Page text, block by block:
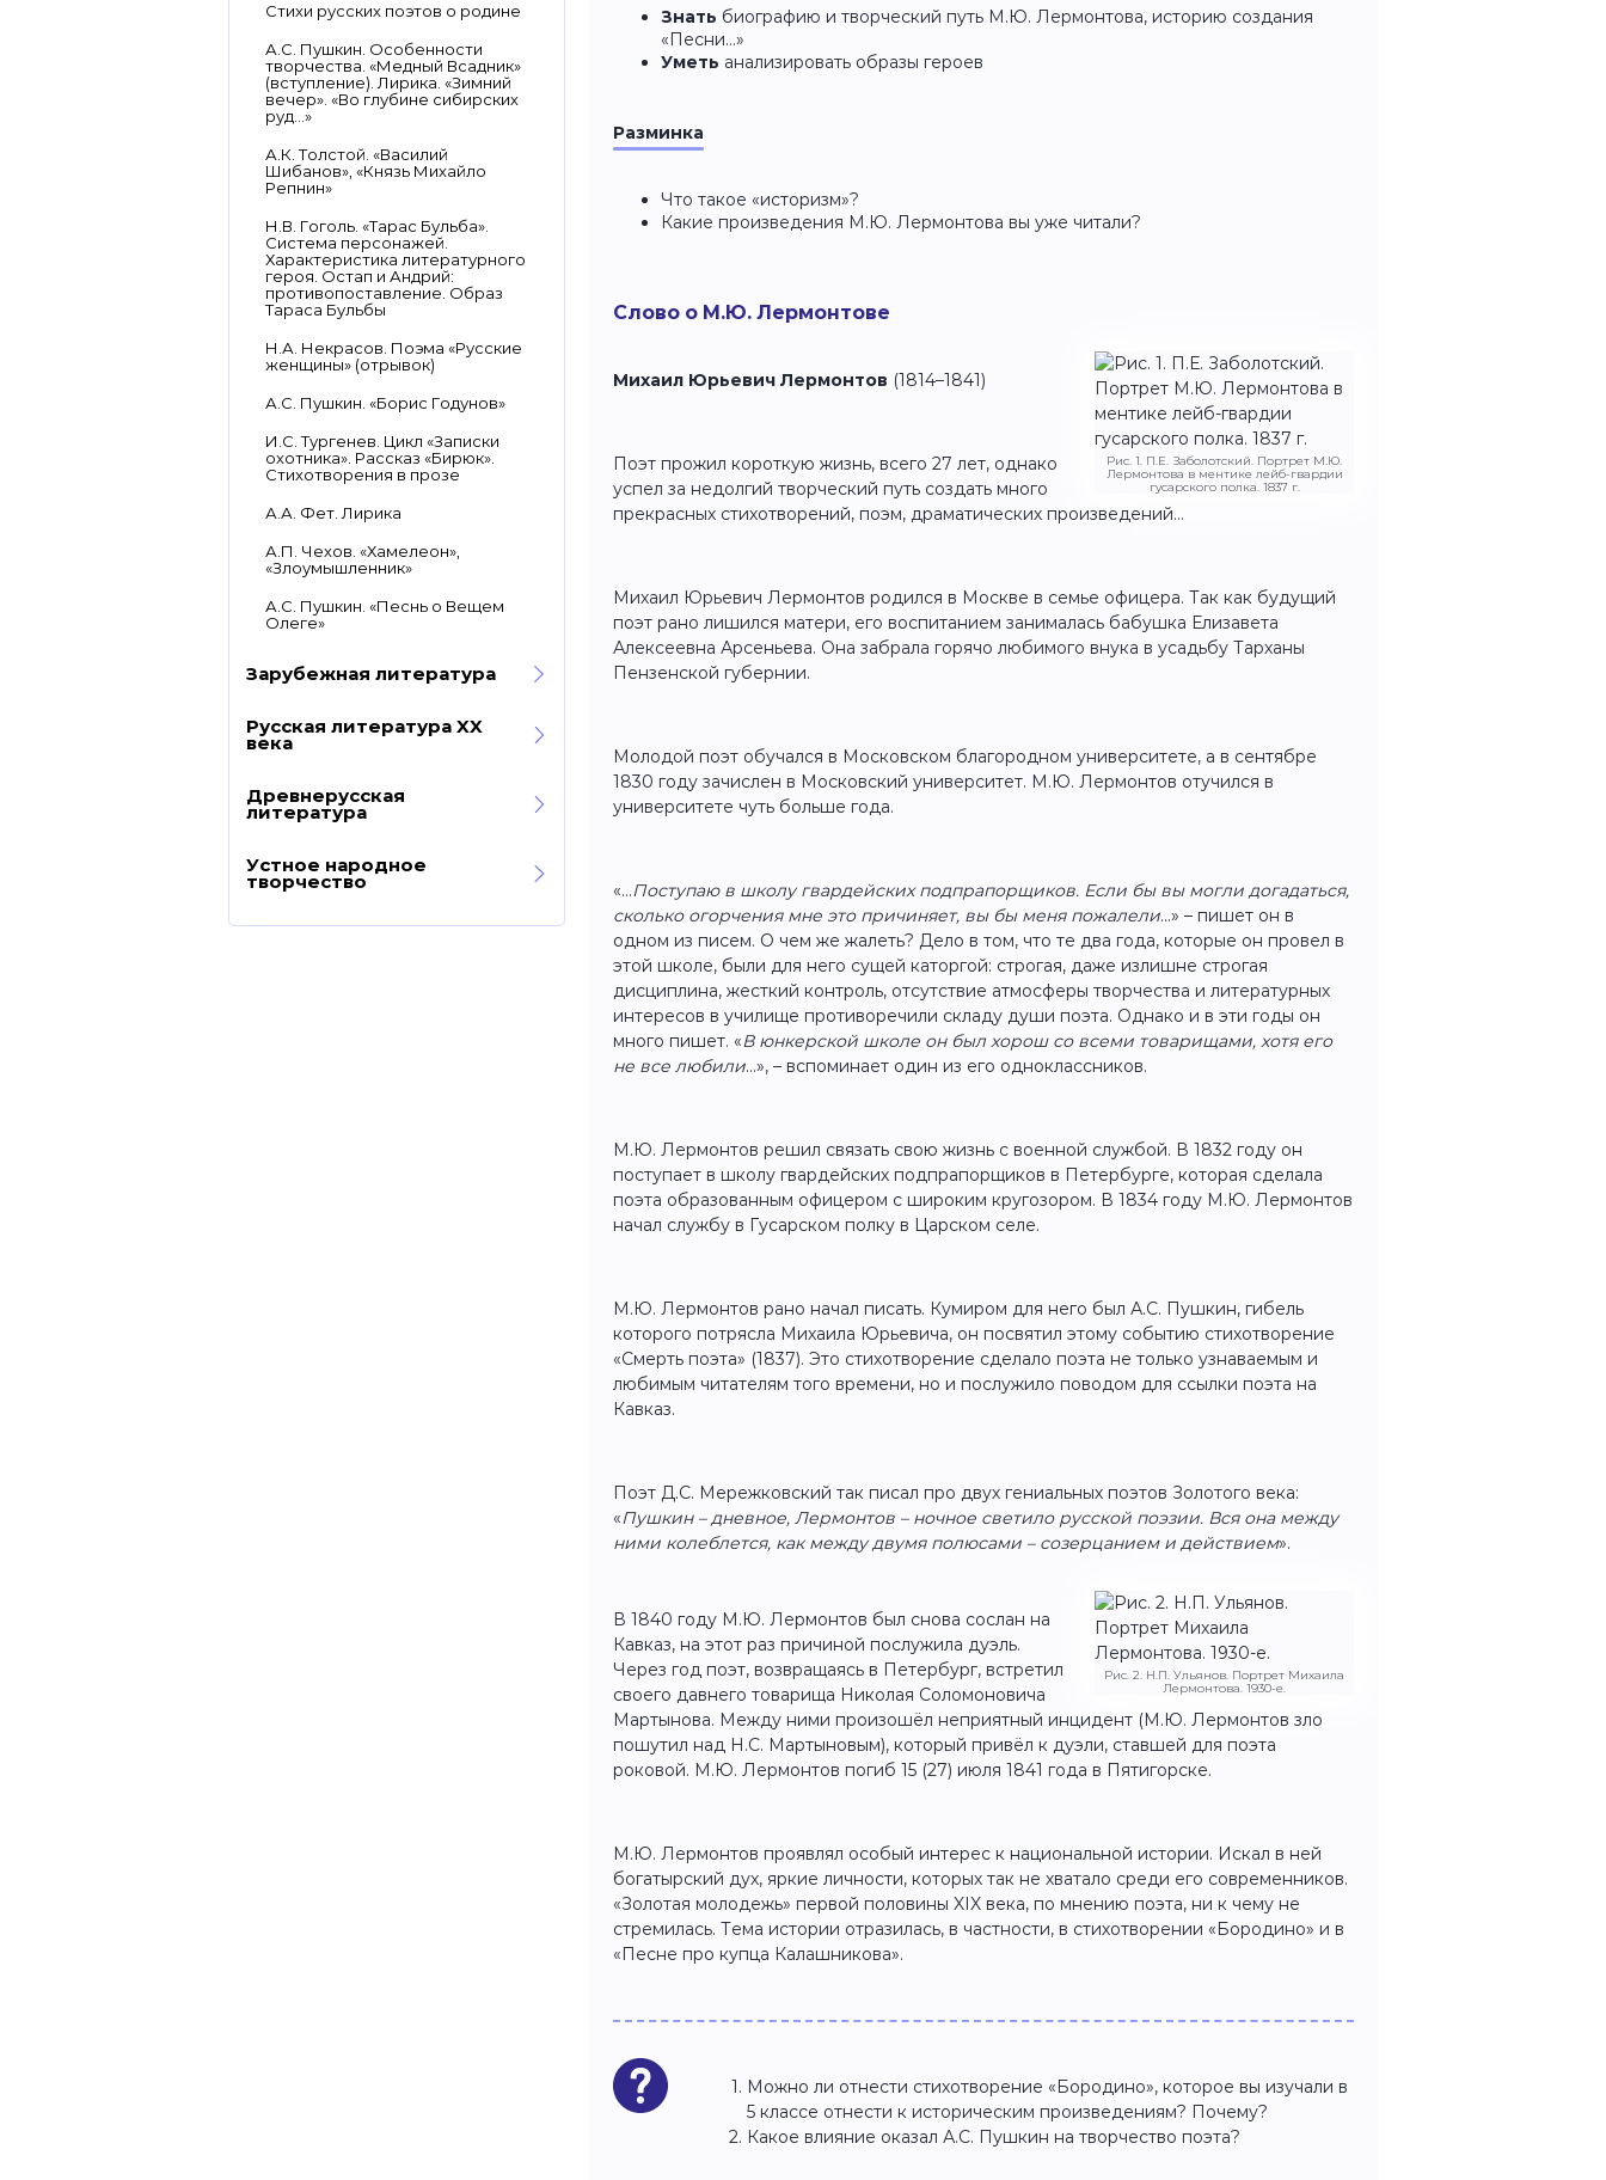
Стихи русских поэтов о родине
А.С. Пушкин. Особенности
творчества. «Медный Всадник»
(вступление). Лирика. «Зимний
вечер». «Во глубине сибирских
руд…»
А.К. Толстой. «Василий
Шибанов», «Князь Михайло
Репнин»
Н.В. Гоголь. «Тарас Бульба».
Система персонажей.
Характеристика литературного
героя. Остап и Андрий:
противопоставление. Образ
Тараса Бульбы
Н.А. Некрасов. Поэма «Русские
женщины» (отрывок)
А.С. Пушкин. «Борис Годунов»
И.С. Тургенев. Цикл «Записки
охотника». Рассказ «Бирюк».
Стихотворения в прозе
А.А. Фет. Лирика
А.П. Чехов. «Хамелеон»,
«Злоумышленник»
А.С. Пушкин. «Песнь о Вещем
Олеге»
Зарубежная литература
Русская литература XX
века
Древнерусская
литература
Устное народное
творчество
Знать биографию и творческий путь М.Ю. Лермонтова, историю создания
«Песни…»
Уметь анализировать образы героев
Разминка
Что такое «историзм»?
Какие произведения М.Ю. Лермонтова вы уже читали?
Слово о М.Ю. Лермонтове
Рис. 1. П.Е. Заболотский. Портрет М.Ю.
Лермонтова в ментике лейб-гвардии
гусарского полка. 1837 г.
Михаил Юрьевич Лермонтов (1814–1841)
Поэт прожил короткую жизнь, всего 27 лет, однако
успел за недолгий творческий путь создать много
прекрасных стихотворений, поэм, драматических произведений…
Михаил Юрьевич Лермонтов родился в Москве в семье офицера. Так как будущий
поэт рано лишился матери, его воспитанием занималась бабушка Елизавета
Алексеевна Арсеньева. Она забрала горячо любимого внука в усадьбу Тарханы
Пензенской губернии.
Молодой поэт обучался в Московском благородном университете, а в сентябре
1830 году зачислен в Московский университет. М.Ю. Лермонтов отучился в
университете чуть больше года.
«...Поступаю в школу гвардейских подпрапорщиков. Если бы вы могли догадаться,
сколько огорчения мне это причиняет, вы бы меня пожалели...» – пишет он в
одном из писем. О чем же жалеть? Дело в том, что те два года, которые он провел в
этой школе, были для него сущей каторгой: строгая, даже излишне строгая
дисциплина, жесткий контроль, отсутствие атмосферы творчества и литературных
интересов в училище противоречили складу души поэта. Однако и в эти годы он
много пишет. «В юнкерской школе он был хорош со всеми товарищами, хотя его
не все любили...», – вспоминает один из его одноклассников.
М.Ю. Лермонтов решил связать свою жизнь с военной службой. В 1832 году он
поступает в школу гвардейских подпрапорщиков в Петербурге, которая сделала
поэта образованным офицером с широким кругозором. В 1834 году М.Ю. Лермонтов
начал службу в Гусарском полку в Царском селе.
М.Ю. Лермонтов рано начал писать. Кумиром для него был А.С. Пушкин, гибель
которого потрясла Михаила Юрьевича, он посвятил этому событию стихотворение
«Смерть поэта» (1837). Это стихотворение сделало поэта не только узнаваемым и
любимым читателям того времени, но и послужило поводом для ссылки поэта на
Кавказ.
Поэт Д.С. Мережковский так писал про двух гениальных поэтов Золотого века:
«Пушкин – дневное, Лермонтов – ночное светило русской поэзии. Вся она между
ними колеблется, как между двумя полюсами – созерцанием и действием».
Рис. 2. Н.П. Ульянов. Портрет Михаила
Лермонтова. 1930-е.
В 1840 году М.Ю. Лермонтов был снова сослан на
Кавказ, на этот раз причиной послужила дуэль.
Через год поэт, возвращаясь в Петербург, встретил
своего давнего товарища Николая Соломоновича
Мартынова. Между ними произошёл неприятный инцидент (М.Ю. Лермонтов зло
пошутил над Н.С. Мартыновым), который привёл к дуэли, ставшей для поэта
роковой. М.Ю. Лермонтов погиб 15 (27) июля 1841 года в Пятигорске.
М.Ю. Лермонтов проявлял особый интерес к национальной истории. Искал в ней
богатырский дух, яркие личности, которых так не хватало среди его современников.
«Золотая молодежь» первой половины XIX века, по мнению поэта, ни к чему не
стремилась. Тема истории отразилась, в частности, в стихотворении «Бородино» и в
«Песне про купца Калашникова».
Можно ли отнести стихотворение «Бородино», которое вы изучали в
5 классе отнести к историческим произведениям? Почему?
Какое влияние оказал А.С. Пушкин на творчество поэта?